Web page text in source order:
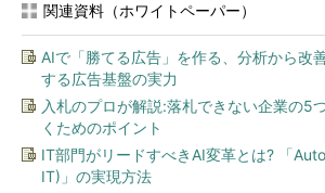
関連資料（ホワイトペーパー）
AIで「勝てる広告」を作る、分析から改
する広告基盤の実力
入札のプロが解説:落札できない企業の5
くためのポイント
IT部門がリードすべきAI変革とは? 「
IT)」の実現方法